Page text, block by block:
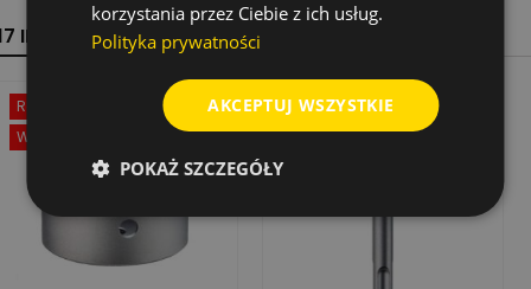
INNYCH PRODUKTÓW W TEJ SAMEJ KATEGORII:
-50%
Rabat
Wyprzedaż!
Rabat
Wyprzedaż!
korzystania przez Ciebie z ich usług.
Polityka prywatności
AKCEPTUJ WSZYSTKIE
POKAŻ SZCZEGÓŁY